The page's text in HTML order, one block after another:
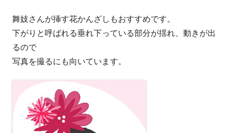
舞妓さんが挿す花かんざしもおすすめです。
下がりと呼ばれる垂れ下っている部分が揺れ、動きが出
るので
写真を撮るにも向いています。